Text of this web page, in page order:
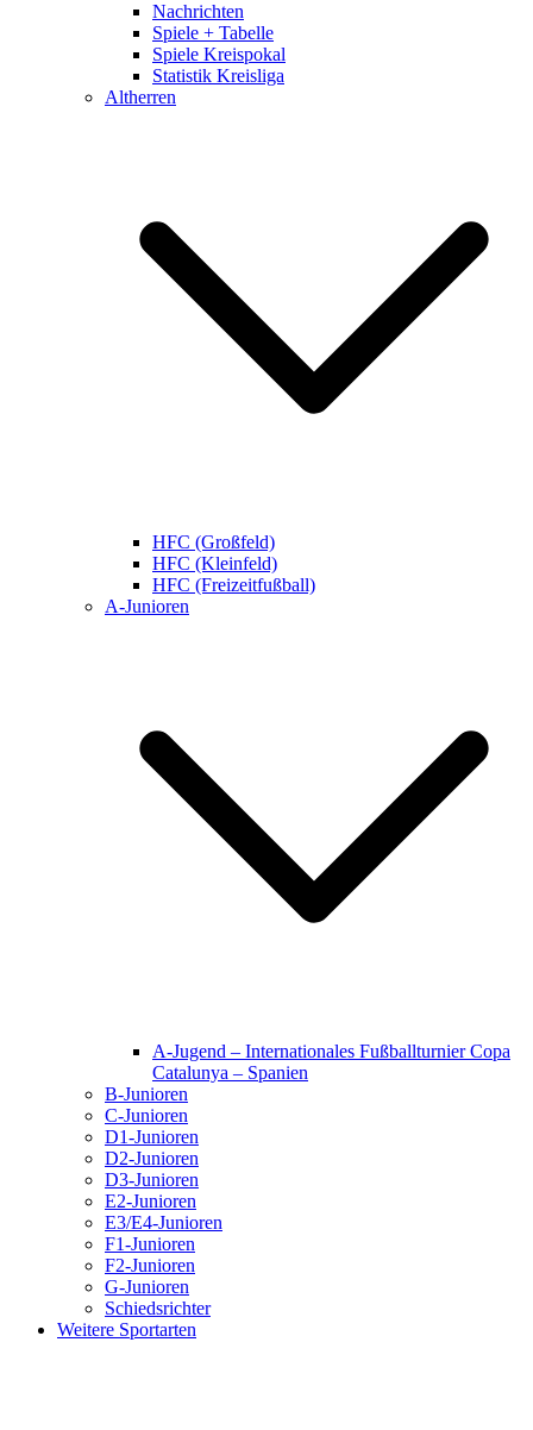
Nachrichten
Spiele + Tabelle
Spiele Kreispokal
Statistik Kreisliga
Altherren
HFC (Großfeld)
HFC (Kleinfeld)
HFC (Freizeitfußball)
A-Junioren
A-Jugend – Internationales Fußballturnier Copa
Catalunya – Spanien
B-Junioren
C-Junioren
D1-Junioren
D2-Junioren
D3-Junioren
E2-Junioren
E3/E4-Junioren
F1-Junioren
F2-Junioren
G-Junioren
Schiedsrichter
Weitere Sportarten